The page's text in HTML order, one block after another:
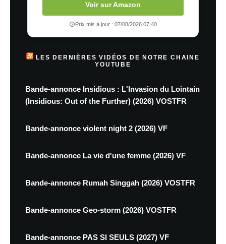
Voir sur Amazon
Prix mis à jour : 07/08/2026 07:40
LES DERNIÈRES VIDÉOS DE NOTRE CHAINE
YOUTUBE
Bande-annonce Insidious : L'Invasion du Lointain
(Insidious: Out of the Further) (2026) VOSTFR
Bande-annonce violent night 2 (2026) VF
Bande-annonce La vie d'une femme (2026) VF
Bande-annonce Rumah Singgah (2026) VOSTFR
Bande-annonce Geo-storm (2026) VOSTFR
Bande-annonce PAS SI SEULS (2027) VF